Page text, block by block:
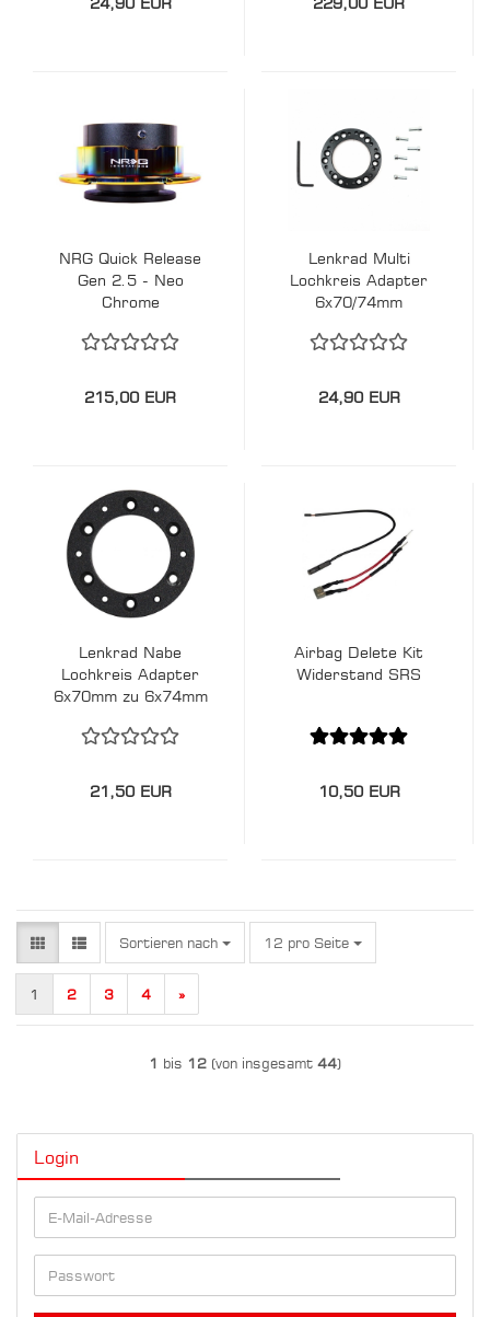
NRG Quick Release
Gen 2.5 - Neo
Chrome
215,00 EUR
Lenkrad Multi
Lochkreis Adapter
6x70/74mm
24,90 EUR
Lenkrad Nabe
Lochkreis Adapter
6x70mm zu 6x74mm
21,50 EUR
Airbag Delete Kit
Widerstand SRS
10,50 EUR
Sortieren nach
Sortieren nach 12 pro Seite
pro Seite
1 2 3 4 »
1 bis 12 (von insgesamt 44)
Login
E-
Mail-
Adresse
Passwort